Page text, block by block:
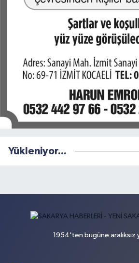
Yükleniyor...
1954'ten bugüne aralıksız